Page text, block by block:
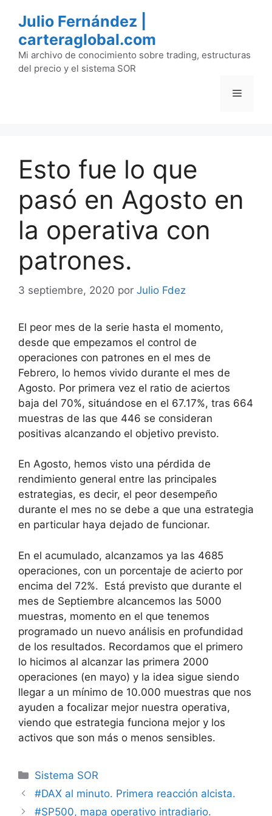
contenido
Julio Fernández |
carteraglobal.com
Mi archivo de conocimiento sobre trading, estructuras
del precio y el sistema SOR
Menú
Esto fue lo que
pasó en Agosto en
la operativa con
patrones.
3 septiembre, 2020 por Julio Fdez
El peor mes de la serie hasta el momento,
desde que empezamos el control de
operaciones con patrones en el mes de
Febrero, lo hemos vivido durante el mes de
Agosto. Por primera vez el ratio de aciertos
baja del 70%, situándose en el 67.17%, tras 664
muestras de las que 446 se consideran
positivas alcanzando el objetivo previsto.
En Agosto, hemos visto una pérdida de
rendimiento general entre las principales
estrategias, es decir, el peor desempeño
durante el mes no se debe a que una estrategia
en particular haya dejado de funcionar.
En el acumulado, alcanzamos ya las 4685
operaciones, con un porcentaje de acierto por
encima del 72%. Está previsto que durante el
mes de Septiembre alcancemos las 5000
muestras, momento en el que tenemos
programado un nuevo análisis en profundidad
de los resultados. Recordamos que el primero
lo hicimos al alcanzar las primera 2000
operaciones (en mayo) y la idea sigue siendo
llegar a un mínimo de 10.000 muestras que nos
ayuden a focalizar mejor nuestra operativa,
viendo que estrategia funciona mejor y los
activos que son más o menos sensibles.
Categorías
Sistema SOR
#DAX al minuto. Primera reacción alcista.
#SP500, mapa operativo intradiario.